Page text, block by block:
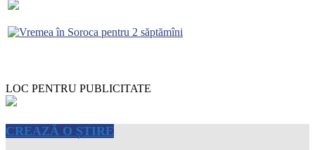
LOC PENTRU PUBLICITATE
CREAZĂ O ȘTIRE